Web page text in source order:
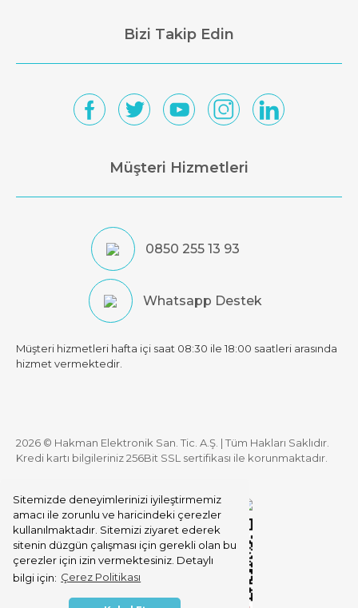
Sitemizde deneyimlerinizi iyileştirmemiz
amacı ile zorunlu ve haricindeki çerezler
kullanılmaktadır. Sitemizi ziyaret ederek
sitenin düzgün çalışması için gerekli olan bu
çerezler için izin vermektesiniz. Detaylı
bilgi için: Çerez Politikası
Bizi Takip Edin
Müşteri Hizmetleri
0850 255 13 93
Whatsapp Destek
Müşteri hizmetleri hafta içi saat 08:30 ile 18:00 saatleri arasında
hizmet vermektedir.
2026 © Hakman Elektronik San. Tic. A.Ş. | Tüm Hakları Saklıdır.
Kredi kartı bilgileriniz 256Bit SSL sertifikası ile korunmaktadır.